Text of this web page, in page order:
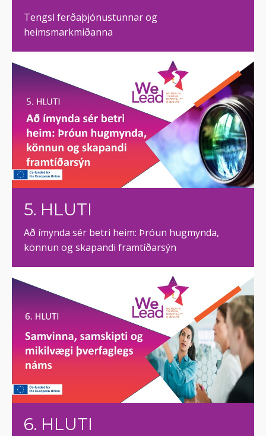
Tengsl ferðaþjónustunnar og
heimsmarkmiðanna
5. HLUTI
Að ímynda sér betri heim: Þróun hugmynda,
könnun og skapandi framtíðarsýn
6. HLUTI